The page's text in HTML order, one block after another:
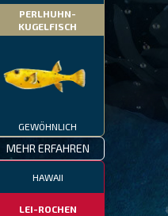
PERLHUHN-
KUGELFISCH
GEWÖHNLICH
MEHR ERFAHREN
HAWAII
LEI-ROCHEN